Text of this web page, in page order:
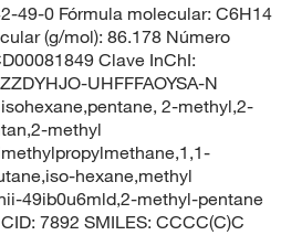
49-0 Fórmula molecular: C6H14
(g/mol): 86.178 Número
Clave InChI:
UHFFFAOYSA-N
2-methyl,2-
methyl
hexane,methyl
49ib0u6mld,2-methyl-pentane
7892 SMILES: CCCC(C)C